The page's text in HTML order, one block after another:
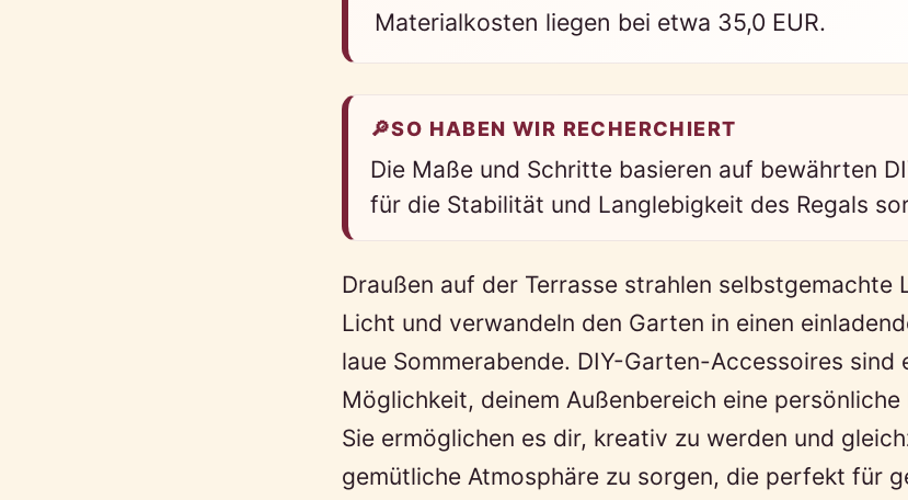
Materialkosten liegen bei etwa 35,0 EUR.
🔎SO HABEN WIR RECHERCHIERT
Die Maße und Schritte basieren auf bewährten
für die Stabilität und Langlebigkeit des Regals
Draußen auf der Terrasse strahlen selbstgemachte
Licht und verwandeln den Garten in einen
laue Sommerabende. DIY-Garten-Accessoires sind
Möglichkeit, deinem Außenbereich eine
Sie ermöglichen es dir, kreativ zu werden und
gemütliche Atmosphäre zu sorgen, die perfekt für